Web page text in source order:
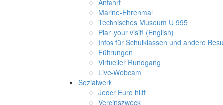
Anfahrt
Marine-Ehrenmal
Technisches Museum U 995
Plan your visit! (English)
Infos für Schulklassen und andere
Führungen
Virtueller Rundgang
Live-Webcam
Sozialwerk
Jeder Euro hilft
Vereinszweck